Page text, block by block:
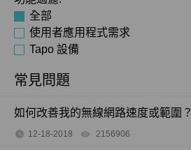
全部
使用者應用程式需求
Tapo 設備
常見問題
如何改善我的無線網路速度或範圍？
12-18-2018 2156906